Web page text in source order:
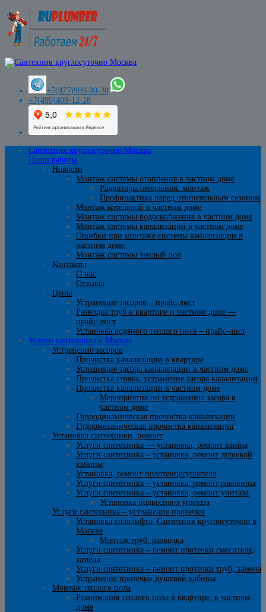
+7(977)999-80-20
+7(499)409-12-28
Сантехник круглосуточно Москва
Наши работы
Новости
Монтаж системы отопления в частном доме
Радиаторы отопления. монтаж
Профилактика перед отопительным сезоном
Монтаж котельной в частном доме
Монтаж системы водоснабжения в частном доме
Монтаж системы канализации в частном доме
Ошибки при монтаже системы канализации в
частном доме
Монтаж системы теплый пол
Контакты
О нас
Отзывы
Цены
Устранение засоров – прайс-лист
Разводка труб в квартире и частном доме —
прайс-лист
Установка водяного теплого пола – прайс-лист
Услуги сантехника в Москве
Устранение засоров
Прочистка канализации в квартире
Устранение засора канализации в частном доме
Прочистка стояка, устранение засора канализации
Прочистка канализации в частном доме
Мероприятия по устранению засора в
частном доме
Гидродинамическая прочистка канализации
Гидромеханическая прочистка канализации
Установка сантехники, ремонт
Услуги сантехника — установка, ремонт ванны
Услуги сантехника – установка, ремонт душевой
кабины
Установка, ремонт полотенцесушителя
Услуги сантехника – установка, ремонт раковины
Услуги сантехника – установка, ремонт унитаза
Установка подвесного унитаза
Услуги сантехника – устранение протечки
Установка сололифта. Сантехник круглосуточно в
Москве
Монтаж труб, разводка
Услуги сантехника – ремонт протечки смесителя,
замена
Услуги сантехника – ремонт протечки труб, замена
Устранение протечки душевой кабины
Монтаж теплого пола
Реанимация теплого пола в квартире, в частном
доме